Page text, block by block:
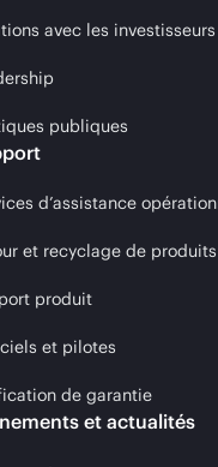
avec les investisseurs
publiques
d’assistance
et recyclage de produits
produit
et pilotes
de garantie
et actualités